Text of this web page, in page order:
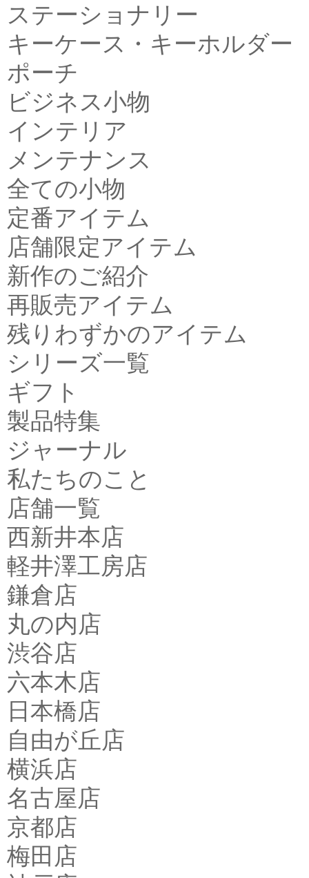
ステーショナリー
キーケース・キーホルダー
ポーチ
ビジネス小物
インテリア
メンテナンス
全ての小物
定番アイテム
店舗限定アイテム
新作のご紹介
再販売アイテム
残りわずかのアイテム
シリーズ一覧
ギフト
製品特集
ジャーナル
私たちのこと
店舗一覧
西新井本店
軽井澤工房店
鎌倉店
丸の内店
渋谷店
六本木店
日本橋店
自由が丘店
横浜店
名古屋店
京都店
梅田店